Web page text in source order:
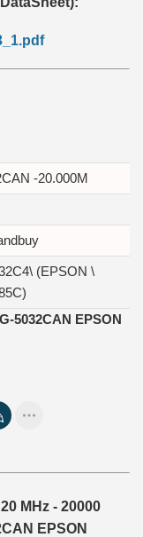
-20.000M
(EPSON \
5032CAN EPSON
MHz - 20000
EPSON